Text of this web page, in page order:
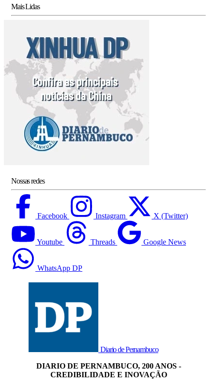
Mais Lidas
Nossas redes
Facebook Instagram X (Twitter)
Youtube Threads Google News
WhatsApp DP
Diario de Pernambuco
DIARIO DE PERNAMBUCO, 200 ANOS -
CREDIBILIDADE E INOVAÇÃO